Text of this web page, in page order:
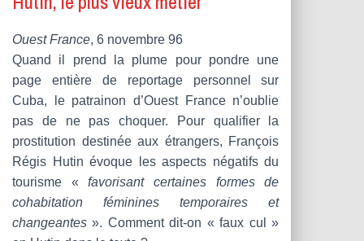
Ouest France, 6 novembre 96
Quand il prend la plume pour pondre une
page entière de reportage personnel sur
Cuba, le patrainon d’Ouest France n’oublie
pas de ne pas choquer. Pour qualifier la
prostitution destinée aux étrangers, François
Régis Hutin évoque les aspects négatifs du
tourisme «favorisant certaines formes de
cohabitation féminines temporaires et
changeantes ». Comment dit-on « faux cul »